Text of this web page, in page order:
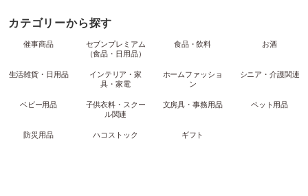
カテゴリーから探す
催事商品
セブンプレミアム
（食品・日用品）
食品・飲料 お酒
生活雑貨・日用品
インテリア・家
具・家電
ホームファッショ
ン
シニア・介護関連
ベビー用品
子供衣料・スクー
ル関連
文房具・事務用品 ペット用品
防災用品 ハコストック ギフト